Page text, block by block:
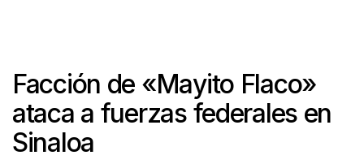
Facción de «Mayito Flaco»
ataca a fuerzas federales en
Sinaloa